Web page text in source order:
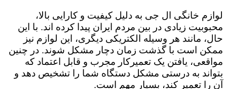
لوازم خانگی ال جی به دلیل کیفیت و کارایی بالا،
محبوبیت زیادی در بین مردم ایران پیدا کرده اند. با این
حال، مانند هر وسیله الکتریکی دیگری، این لوازم نیز
ممکن است با گذشت زمان دچار مشکل شوند. در چنین
مواقعی، یافتن یک تعمیرکار مجرب و قابل اعتماد که
بتواند به درستی مشکل دستگاه شما را تشخیص دهد و
آن را تعمیر کند، بسیار مهم است.